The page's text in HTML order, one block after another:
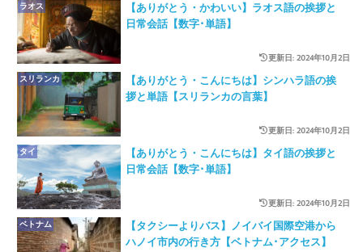
【ありがとう・かわいい】ラオス語の挨拶と
日常会話【数字･単語】
ラオス
更新日: 2024年10月2日
【ありがとう・こんにちは】シンハラ語の挨
拶と単語【スリランカの言葉】
スリランカ
更新日: 2024年10月2日
【ありがとう・こんにちは】タイ語の挨拶と
日常会話【数字･単語】
タイ
更新日: 2024年10月2日
【タクシーよりバス】ノイバイ国際空港から
ハノイ市内の行き方【ベトナム･アクセス】
ベトナム